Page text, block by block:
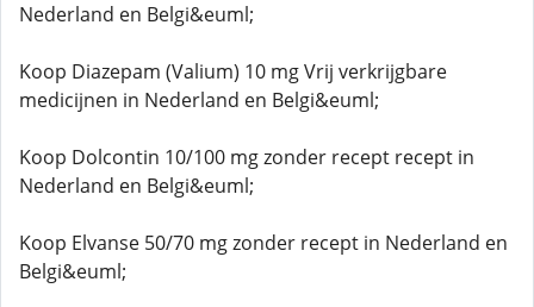
Nederland en Belgi&euml;
Koop Diazepam (Valium) 10 mg Vrij verkrijgbare
medicijnen in Nederland en Belgi&euml;
Koop Dolcontin 10/100 mg zonder recept recept in
Nederland en Belgi&euml;
Koop Elvanse 50/70 mg zonder recept in Nederland en
Belgi&euml;